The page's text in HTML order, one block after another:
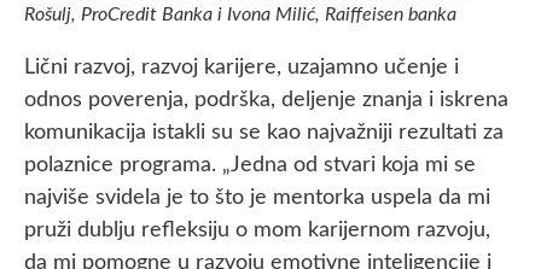
Rošulj, ProCredit Banka i Ivona Milić, Raiffeisen banka
Lični razvoj, razvoj karijere, uzajamno učenje i
odnos poverenja, podrška, deljenje znanja i iskrena
komunikacija istakli su se kao najvažniji rezultati za
polaznice programa. „Jedna od stvari koja mi se
najviše svidela je to što je mentorka uspela da mi
pruži dublju refleksiju o mom karijernom razvoju,
da mi pomogne u razvoju emotivne inteligencije i